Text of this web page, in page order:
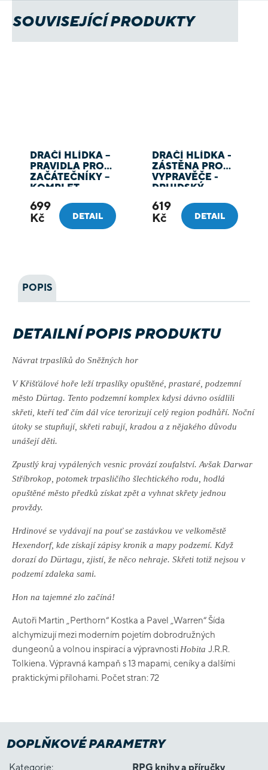
SOUVISEJÍCÍ PRODUKTY
DRAČÍ HLÍDKA –
PRAVIDLA PRO
ZAČÁTEČNÍKY –
KOMPLET
699
Kč
DETAIL
DRAČÍ HLÍDKA -
ZÁSTĚNA PRO
VYPRAVĚČE -
DRUIDSKÝ
PŘÍRODY
619
Kč
DETAIL
POPIS
DETAILNÍ POPIS PRODUKTU
Návrat trpaslíků do Sněžných hor
V Křišťálové hoře leží trpaslíky opuštěné, prastaré, podzemní
město Dürtag. Tento podzemní komplex kdysi dávno osídlili
skřeti, kteří teď čím dál více terorizují celý region podhůří. Noční
útoky se stupňují, skřeti rabují, kradou a z nějakého důvodu
unášejí děti.
Zpustlý kraj vypálených vesnic provází zoufalství. Avšak Darwar
Stříbrokop, potomek trpasličího šlechtického rodu, hodlá
opuštěné město předků získat zpět a vyhnat skřety jednou
provždy.
Hrdinové se vydávají na pouť se zastávkou ve velkoměstě
Hexendorf, kde získají zápisy kronik a mapy podzemí. Když
dorazí do Dürtagu, zjistí, že něco nehraje. Skřeti totiž nejsou v
podzemí zdaleka sami.
Hon na tajemné zlo začíná!
Autoři Martin „Perthorn“ Kostka a Pavel „Warren“ Šída
alchymizují mezi moderním pojetím dobrodružných
dungeonů a volnou inspirací a výpravnostiHobita J.R.R.
Tolkiena. Výpravná kampaň s 13 mapami, ceníky a dalšími
praktickými přílohami. Počet stran: 72
DOPLŇKOVÉ PARAMETRY
Kategorie: RPG knihy a příručky